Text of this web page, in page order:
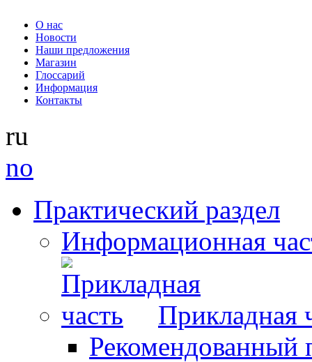
О нас
Новости
Наши предложения
Магазин
Глоссарий
Информация
Контакты
ru
no
Практический раздел
Информационная
Прикладная
Рекомендованный